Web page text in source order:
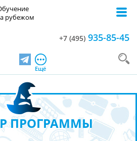
рубежом
+7 (495) 935-85-45
TelegramЕщё
ПРОГРАММЫ